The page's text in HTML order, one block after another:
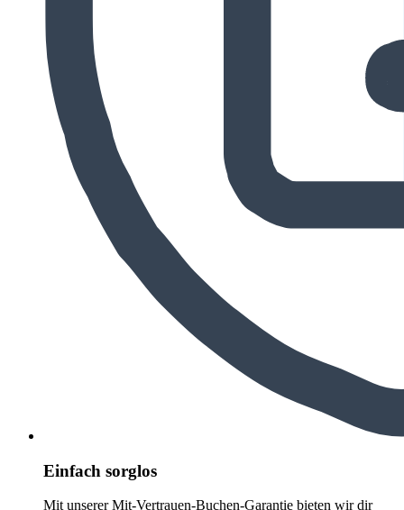
Einfach sorglos
Mit unserer Mit-Vertrauen-Buchen-Garantie bieten wir dir